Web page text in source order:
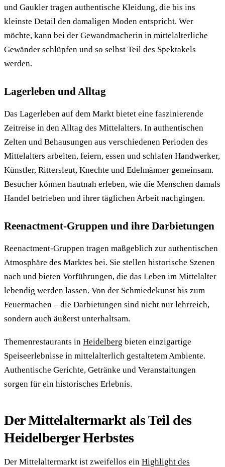
und Gaukler tragen authentische Kleidung, die bis ins
kleinste Detail den damaligen Moden entspricht. Wer
möchte, kann bei der Gewandmacherin in mittelalterliche
Gewänder schlüpfen und so selbst Teil des Spektakels
werden.
Lagerleben und Alltag
Das Lagerleben auf dem Markt bietet eine faszinierende
Zeitreise in den Alltag des Mittelalters. In authentischen
Zelten und Behausungen aus verschiedenen Perioden des
Mittelalters arbeiten, feiern, essen und schlafen Handwerker,
Künstler, Rittersleut, Knechte und Edelmänner gemeinsam.
Besucher können hautnah erleben, wie die Menschen damals
Handel betrieben und ihrer täglichen Arbeit nachgingen.
Reenactment-Gruppen und ihre Darbietungen
Reenactment-Gruppen tragen maßgeblich zur authentischen
Atmosphäre des Marktes bei. Sie stellen historische Szenen
nach und bieten Vorführungen, die das Leben im Mittelalter
lebendig werden lassen. Von der Schmiedekunst bis zum
Feuermachen – die Darbietungen sind nicht nur lehrreich,
sondern auch äußerst unterhaltsam.
Themenrestaurants in Heidelberg bieten einzigartige
Speiseerlebnisse in mittelalterlich gestaltetem Ambiente.
Authentische Gerichte, Getränke und Veranstaltungen
sorgen für ein historisches Erlebnis.
Der Mittelaltermarkt als Teil des
Heidelberger Herbstes
Der Mittelaltermarkt ist zweifellos ein Highlight des